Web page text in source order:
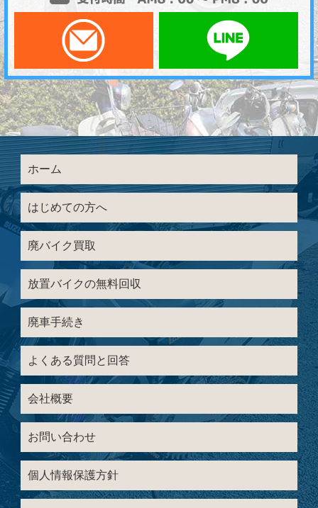
メールでお問い合わせ
ホーム
はじめての方へ
廃バイク買取
放置バイクの無料回収
廃車手続き
よくある質問と回答
会社概要
お問い合わせ
個人情報保護方針